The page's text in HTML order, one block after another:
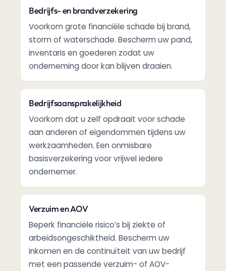
Bedrijfs- en brandverzekering
Voorkom grote financiële schade bij brand,
storm of waterschade. Bescherm uw pand,
inventaris en goederen zodat uw
onderneming door kan blijven draaien.
Bedrijfsaansprakelijkheid
Voorkom dat u zelf opdraait voor schade
aan anderen of eigendommen tijdens uw
werkzaamheden. Een onmisbare
basisverzekering voor vrijwel iedere
ondernemer.
Verzuim en AOV
Beperk financiële risico’s bij ziekte of
arbeidsongeschiktheid. Bescherm uw
inkomen en de continuïteit van uw bedrijf
met een passende verzuim- of AOV-